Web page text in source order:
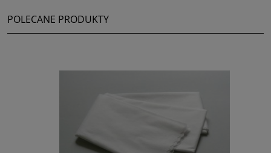
POLECANE PRODUKTY